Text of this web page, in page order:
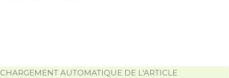
CHARGEMENT AUTOMATIQUE DE L'ARTICLE